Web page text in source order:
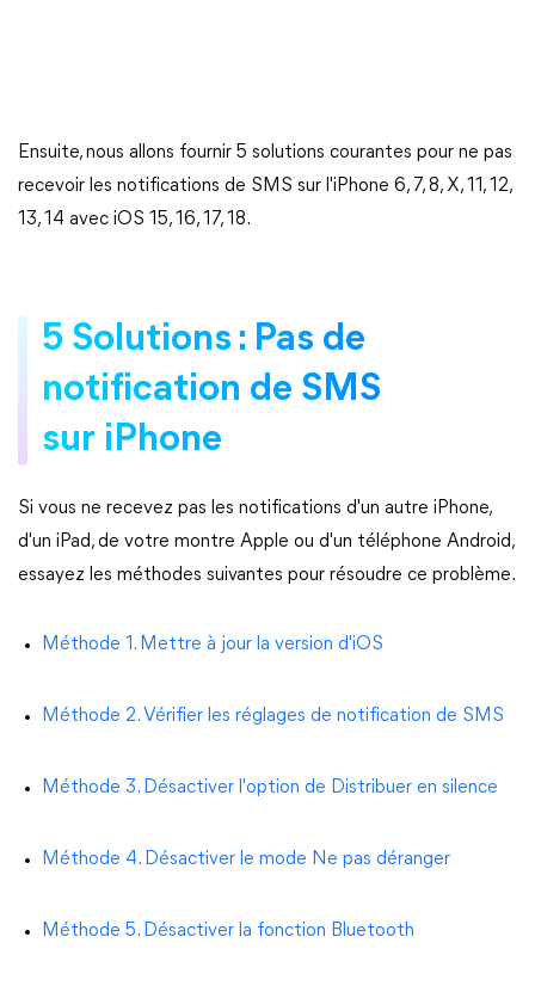
Ensuite, nous allons fournir 5 solutions courantes pour ne pas
recevoir les notifications de SMS sur l'iPhone 6, 7, 8, X, 11, 12,
13, 14 avec iOS 15, 16, 17, 18.
5 Solutions : Pas de
notification de SMS
sur iPhone
Si vous ne recevez pas les notifications d'un autre iPhone,
d'un iPad, de votre montre Apple ou d'un téléphone Android,
essayez les méthodes suivantes pour résoudre ce problème.
Méthode 1. Mettre à jour la version d'iOS
Méthode 2. Vérifier les réglages de notification de SMS
Méthode 3. Désactiver l'option de Distribuer en silence
Méthode 4. Désactiver le mode Ne pas déranger
Méthode 5. Désactiver la fonction Bluetooth